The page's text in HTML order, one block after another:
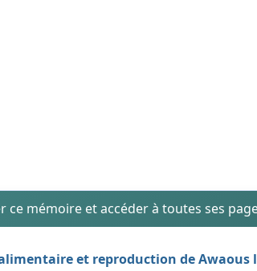
ce mémoire et accéder à toutes ses
et reproduction de